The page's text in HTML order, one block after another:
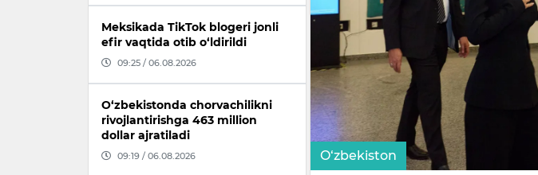
Meksikada TikTok blogeri jonli
efir vaqtida otib o‘ldirildi
09:25 / 06.08.2026
O‘zbekistonda chorvachilikni
rivojlantirishga 463 million
dollar ajratiladi
09:19 / 06.08.2026 O‘zbekiston